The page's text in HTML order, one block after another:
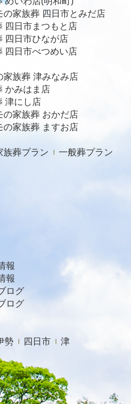
の家族葬 四日市とみだ店
四日市まつもと店
四日市ひなが店
四日市べつめい店
家族葬 津みなみ店
かみはま店
津にし店
の家族葬 おかだ店
の家族葬 ますお店
族葬プラン
一般葬プラン
報
報
ログ
ログ
勢 四日市 津